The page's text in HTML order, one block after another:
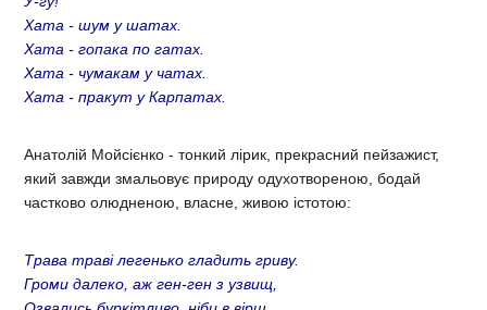
Хата - шум у шатах.
Хата - гопака по гатах.
Хата - чумакам у чатах.
Хата - пракут у Карпатах.
Анатолій Мойсієнко - тонкий лірик, прекрасний пейзажист,
який завжди змальовує природу одухотвореною, бодай
частково олюдненою, власне, живою істотою:
Трава траві легенько гладить гриву.
Громи далеко, аж ген-ген з узвищ,